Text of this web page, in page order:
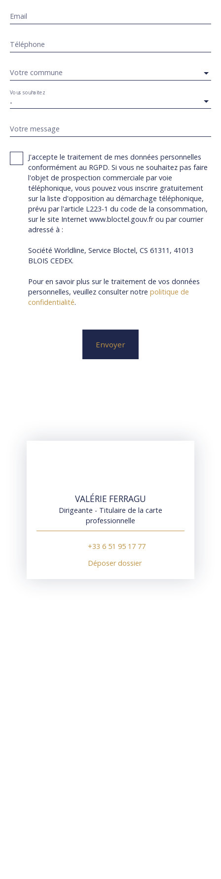
Email
Téléphone
Votre commune
-
Vous souhaitez
Votre message
J'accepte le traitement de mes données personnelles
conformément au RGPD. Si vous ne souhaitez pas faire
l'objet de prospection commerciale par voie
téléphonique, vous pouvez vous inscrire gratuitement
sur la liste d'opposition au démarchage téléphonique,
prévu par l'article L223-1 du code de la consommation,
sur le site Internet www.bloctel.gouv.fr ou par courrier
adressé à :
Société Worldline, Service Bloctel, CS 61311, 41013
BLOIS CEDEX.
Pour en savoir plus sur le traitement de vos données
personnelles, veuillez consulter notre politique de
confidentialité.
Envoyer
VALÉRIE FERRAGU
Dirigeante - Titulaire de la carte
professionnelle
+33 6 51 95 17 77
Déposer dossier